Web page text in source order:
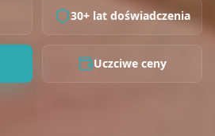
30+ lat doświadczenia
Uczciwe ceny